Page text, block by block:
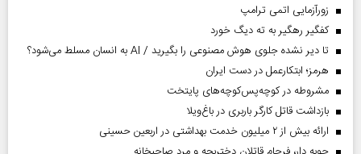
زورآزمایی اتمی ترامپ
کفگیر رهگیر به ته دیگ خورد
تا دیر نشده جلوی هوش مصنوعی را بگیرید / AI به انسان مسلط می‌شود؟
هرمز؛ ابتکارعمل در دست ایران
مشروطه در کوچه‌پس‌کوچه‌های پایتخت
بازداشت قاتل کارگر باربری در باغ‌ویلا
ارائه بیش از ۲ میلیون خدمت بهداشتی در اربعین حسینی